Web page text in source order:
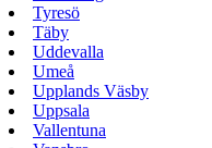
Tyresö
Täby
Uddevalla
Umeå
Upplands Väsby
Uppsala
Vallentuna